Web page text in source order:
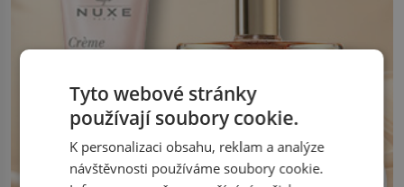
Tyto webové stránky
používají soubory cookie.
K personalizaci obsahu, reklam a analýze
návštěvnosti používáme soubory cookie.